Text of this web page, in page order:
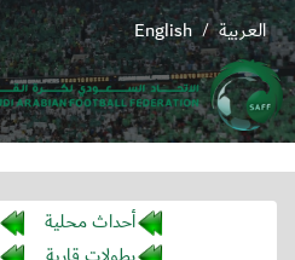
English / العربية
أحداث محلية